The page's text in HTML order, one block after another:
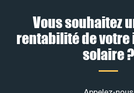
Vous souhaitez
rentabilité de
solaire ?